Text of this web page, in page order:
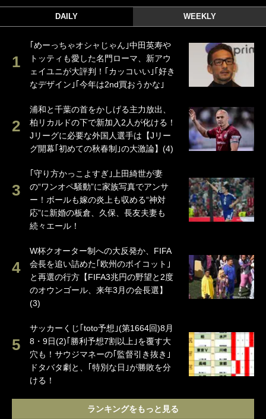
DAILY WEEKLY
｢めーっちゃオシャじゃん｣中田英寿や
トッティも愛した名門ローマ、新アウ
ェイユニが大評判！｢カッコいい｣｢好き
なデザイン｣｢今年は2nd買おうかな｣
浦和と千葉の首をかしげる主力放出、
柏リカルドの下で新加入2人が化ける！
Jリーグに必要な外国人選手は【Jリー
グ開幕｢初めての秋春制｣の大激論】(4)
｢守り方かっこよすぎ｣上田綺世が妻
の“ワンオペ騒動”に家族写真でアンサ
ー！ボールも嫁の炎上も収める“神対
応”に新婚の板倉、久保、長友夫妻も
続々エール！
W杯クオーター制への大反発か、FIFA
会長を追い詰めた｢欧州のボイコット｣
と再選の行方【FIFA3兆円の野望と2度
のオウンゴール、来年3月の会長選】
(3)
サッカーくじ｢toto予想｣(第1664回)8月
8・9日(2)｢勝利予想7割以上｣を覆す大
穴も！サウジマネーの｢監督引き抜き｣
ドタバタ劇と、｢特別な日｣が勝敗を分
ける！
ランキングをもっと見る